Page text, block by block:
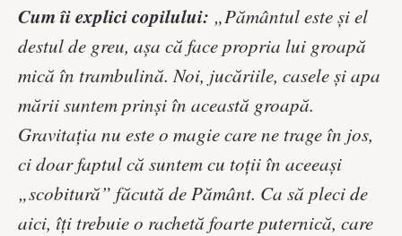
Cum îi explici copilului: „Pământul este și el
destul de greu, așa că face propria lui groapă
mică în trambulină. Noi, jucăriile, casele și apa
mării suntem prinși în această groapă.
Gravitația nu este o magie care ne trage în jos,
ci doar faptul că suntem cu toții în aceeași
„scobitură” făcută de Pământ. Ca să pleci de
aici, îți trebuie o rachetă foarte puternică, care